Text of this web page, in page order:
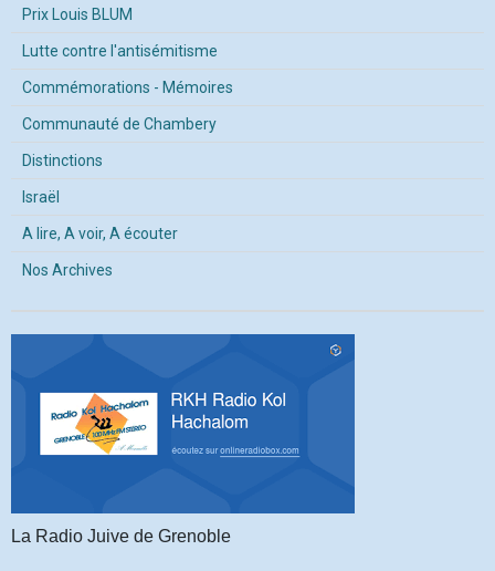
Prix Louis BLUM
Lutte contre l'antisémitisme
Commémorations - Mémoires
Communauté de Chambery
Distinctions
Israël
A lire, A voir, A écouter
Nos Archives
La Radio Juive de Grenoble